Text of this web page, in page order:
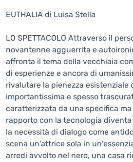
EUTHALIA di Luisa Stella
LO SPETTACOLO Attraverso il
novantenne agguerrita e
affronta il tema della vecchiaia
di esperienze e ancora di
rivalutare la pienezza esistenziale
importantissima e spesso
caratterizzata da una specifica
rapporto con la tecnologia
la necessità di dialogo come
scena un'attrice sola in
arredi avvolto nel nero, una casa